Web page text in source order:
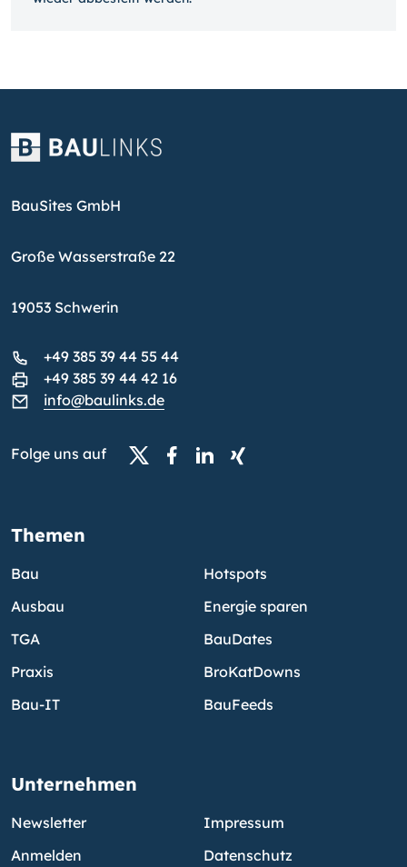
BauSites GmbH
Große Wasserstraße 22
19053 Schwerin
+49 385 39 44 55 44
+49 385 39 44 42 16
info@baulinks.de
Folge uns auf
Themen
Bau
Ausbau
TGA
Praxis
Bau-IT
Hotspots
Energie sparen
BauDates
BroKatDowns
BauFeeds
Unternehmen
Newsletter
Anmelden
Impressum
Datenschutz